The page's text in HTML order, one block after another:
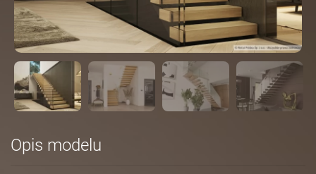
Opis modelu